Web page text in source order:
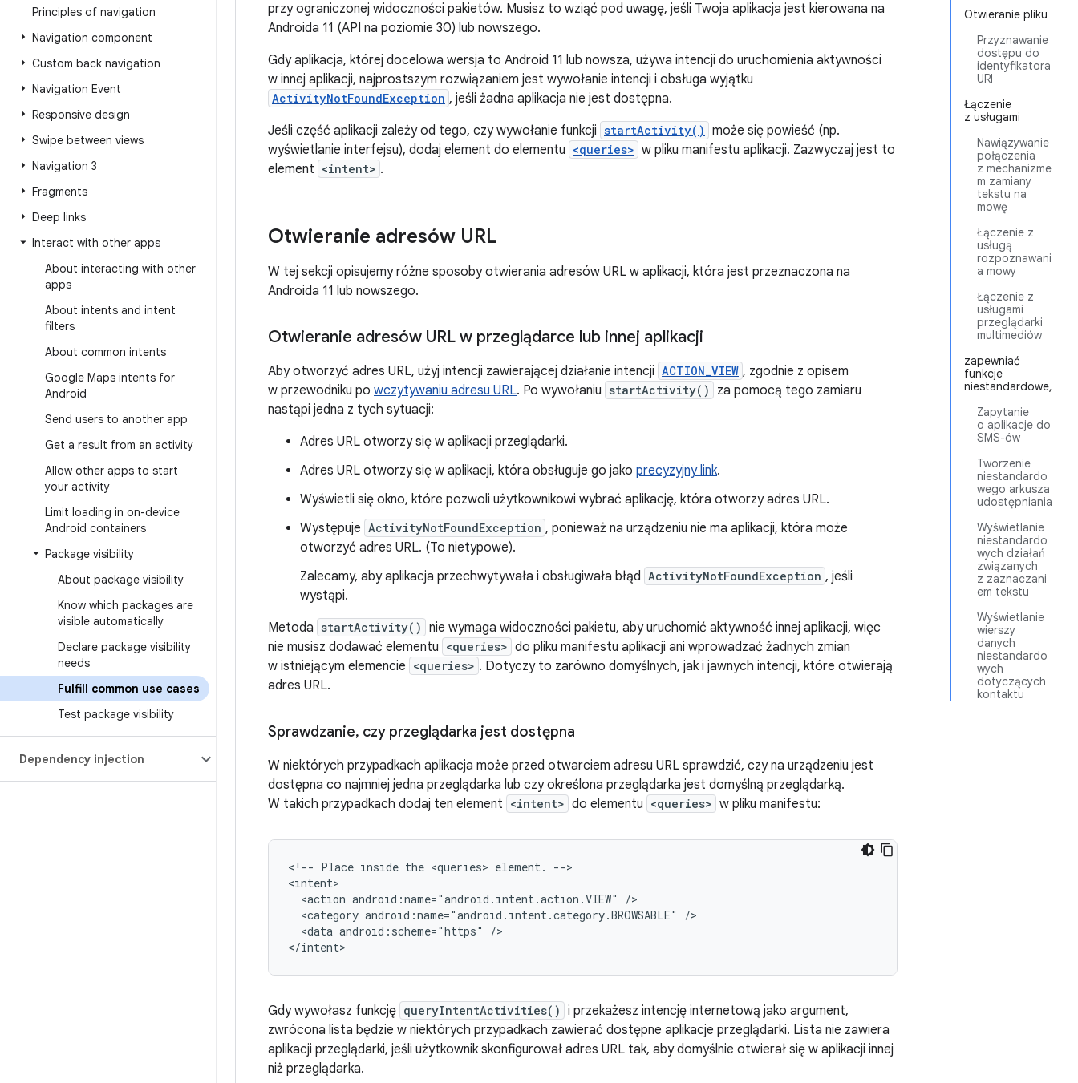
Principles of navigation
Navigation component
Custom back navigation
Navigation Event
Responsive design
Swipe between views
Navigation 3
Fragments
Deep links
Interact with other apps
About interacting with other
apps
About intents and intent
filters
About common intents
Google Maps intents for
Android
Send users to another app
Get a result from an activity
Allow other apps to start
your activity
Limit loading in on-device
Android containers
Package visibility
About package visibility
Know which packages are
visible automatically
Declare package visibility
needs
Fulfill common use cases
Test package visibility
Dependency injection
Otwieranie pliku
Przyznawanie
dostępu do
identyfikatora
URI
Łączenie
z usługami
Nawiązywanie
połączenia
z mechanizme
m zamiany
tekstu na
mowę
Łączenie z
usługą
rozpoznawani
a mowy
Łączenie z
usługami
przeglądarki
multimediów
zapewniać
funkcje
niestandardowe,
Zapytanie
o aplikacje do
SMS-ów
Tworzenie
niestandardo
wego arkusza
udostępniania
Wyświetlanie
niestandardo
wych działań
związanych
z zaznaczani
em tekstu
Wyświetlanie
wierszy
danych
niestandardo
wych
dotyczących
kontaktu
przy ograniczonej widoczności pakietów. Musisz to wziąć pod uwagę, jeśli Twoja aplikacja jest kierowana na
Androida 11 (API na poziomie 30) lub nowszego.
Gdy aplikacja, której docelowa wersja to Android 11 lub nowsza, używa intencji do uruchomienia aktywności
w innej aplikacji, najprostszym rozwiązaniem jest wywołanie intencji i obsługa wyjątku
ActivityNotFoundException , jeśli żadna aplikacja nie jest dostępna.
Jeśli część aplikacji zależy od tego, czy wywołanie funkcji startActivity() może się powieść (np.
wyświetlanie interfejsu), dodaj element do elementu <queries> w pliku manifestu aplikacji. Zazwyczaj jest to
element <intent> .
Otwieranie adresów URL
W tej sekcji opisujemy różne sposoby otwierania adresów URL w aplikacji, która jest przeznaczona na
Androida 11 lub nowszego.
Otwieranie adresów URL w przeglądarce lub innej aplikacji
Aby otworzyć adres URL, użyj intencji zawierającej działanie intencji ACTION_VIEW , zgodnie z opisem
w przewodniku po wczytywaniu adresu URL. Po wywołaniu startActivity()
za pomocą tego zamiaru
nastąpi jedna z tych sytuacji:
Adres URL otworzy się w aplikacji przeglądarki.
Adres URL otworzy się w aplikacji, która obsługuje go jako precyzyjny link.
Wyświetli się okno, które pozwoli użytkownikowi wybrać aplikację, która otworzy adres URL.
Występuje ActivityNotFoundException , ponieważ na urządzeniu nie ma aplikacji, która może
otworzyć adres URL. (To nietypowe).
Zalecamy, aby aplikacja przechwytywała i obsługiwała błąd ActivityNotFoundException , jeśli
wystąpi.
Metoda startActivity() nie wymaga widoczności pakietu, aby uruchomić aktywność innej aplikacji, więc
nie musisz dodawać elementu <queries> do pliku manifestu aplikacji ani wprowadzać żadnych zmian
w istniejącym elemencie <queries> . Dotyczy to zarówno domyślnych, jak i jawnych intencji, które otwierają
adres URL.
Sprawdzanie, czy przeglądarka jest dostępna
W niektórych przypadkach aplikacja może przed otwarciem adresu URL sprawdzić, czy na urządzeniu jest
dostępna co najmniej jedna przeglądarka lub czy określona przeglądarka jest domyślną przeglądarką.
W takich przypadkach dodaj ten element <intent> do elementu <queries> w pliku manifestu:
<!-- Place inside the <queries> element.
-->
<action android:name="android.intent.action.VIEW"
<category android:name="android.intent.category.BROWSABLE"
<data android:scheme="https"
/>
</intent>
Gdy wywołasz funkcję queryIntentActivities() i przekażesz intencję internetową jako argument,
zwrócona lista będzie w niektórych przypadkach zawierać dostępne aplikacje przeglądarki. Lista nie zawiera
aplikacji przeglądarki, jeśli użytkownik skonfigurował adres URL tak, aby domyślnie otwierał się w aplikacji innej
niż przeglądarka.